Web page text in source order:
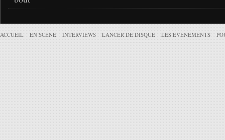
ACCUEIL EN SCÈNE INTERVIEWS LANCER DE DISQUE LES ÉVÉNEMENTS